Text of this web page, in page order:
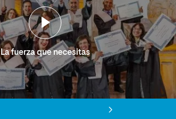
La fuerza que necesitas